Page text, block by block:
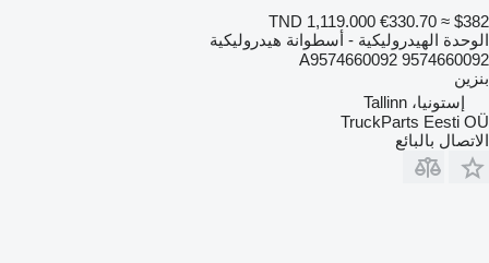
TND 1,119.000 €330.70 ≈ $382
الوحدة الهيدروليكية - أسطوانة هيدروليكية
A9574660092 9574660092
بنزين
إستونيا، Tallinn
TruckParts Eesti OÜ
الاتصال بالبائع